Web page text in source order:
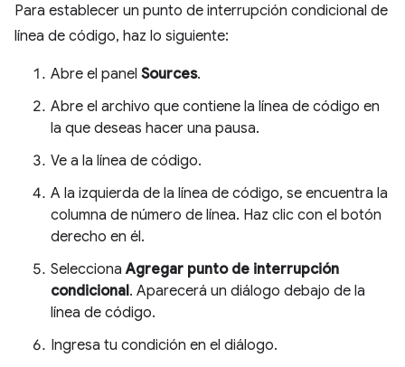
Para establecer un punto de interrupción condicional de
línea de código, haz lo siguiente:
Abre el panel Sources.
Abre el archivo que contiene la línea de código en
la que deseas hacer una pausa.
Ve a la línea de código.
A la izquierda de la línea de código, se encuentra la
columna de número de línea. Haz clic con el botón
derecho en él.
SeleccionaAgregar punto de interrupción
condicional. Aparecerá un diálogo debajo de la
línea de código.
Ingresa tu condición en el diálogo.